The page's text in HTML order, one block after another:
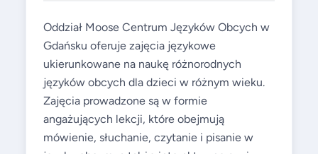
Oddział Moose Centrum Języków Obcych w
Gdańsku oferuje zajęcia językowe
ukierunkowane na naukę różnorodnych
języków obcych dla dzieci w różnym wieku.
Zajęcia prowadzone są w formie
angażujących lekcji, które obejmują
mówienie, słuchanie, czytanie i pisanie w